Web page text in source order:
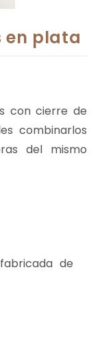
en plata
con cierre de
combinarlos
del mismo
de